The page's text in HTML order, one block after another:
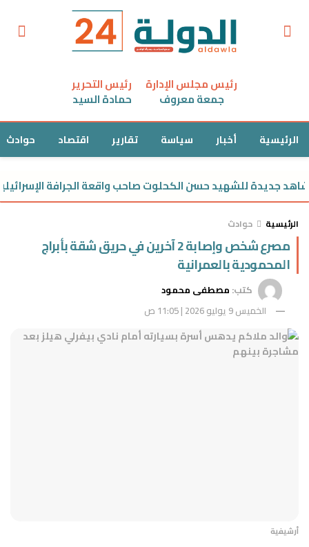
رئيس مجلس الإدارة
جمعة معروف
رئيس التحرير
حمادة السيد
الرئيسية أخبار سياسة تقارير اقتصاد حوادث
جديدة للشهيد حسن الكحلوت صاحب واقعة الجرافة الإسرائيلية
الرئيسية حوادث
مصرع شخص وإصابة 2 آخرين في حريق شقة بأبراج
المحمودية بالعمرانية
كتب: مصطفى محمود
الخميس 9 يوليو 2026 | 11:05 ص
أرشيفية